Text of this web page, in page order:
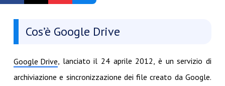
Registrati Gratis
Cos’è Google Drive
Google Drive, lanciato il 24 aprile 2012, è un servizio di
archiviazione e sincronizzazione dei file creato da Google.